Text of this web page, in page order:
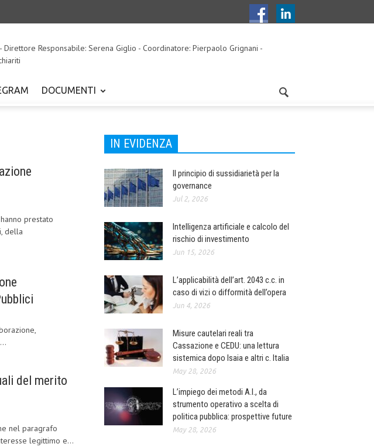
Responsabile: Serena Giglio - Coordinatore: Pierpaolo Grignani -
DOCUMENTI
prestato
della
del merito
nel paragrafo
legittimo e...
IN EVIDENZA
Il principio di sussidiarietà per la
governance
Jul 2, 2026
Intelligenza artificiale e calcolo del
rischio di investimento
Jun 15, 2026
L’applicabilità dell’art. 2043 c.c. in
caso di vizi o difformità dell’opera
Jun 4, 2026
Misure cautelari reali tra
Cassazione e CEDU: una lettura
sistemica dopo Isaia e altri c. Italia
May 28, 2026
L’impiego dei metodi A.I., da
strumento operativo a scelta di
politica pubblica: prospettive future
May 28, 2026